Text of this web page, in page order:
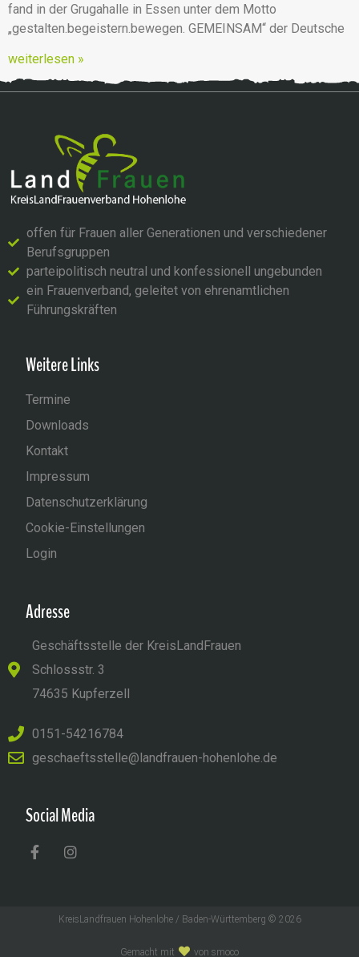
fand in der Grugahalle in Essen unter dem Motto
„gestalten.begeistern.bewegen. GEMEINSAM“ der Deutsche
weiterlesen »
offen für Frauen aller Generationen und verschiedener
Berufsgruppen
parteipolitisch neutral und konfessionell ungebunden
ein Frauenverband, geleitet von ehrenamtlichen
Führungskräften
Weitere Links
Termine
Downloads
Kontakt
Impressum
Datenschutzerklärung
Cookie-Einstellungen
Login
Adresse
Geschäftsstelle der KreisLandFrauen
Schlossstr. 3
74635 Kupferzell
0151-54216784
geschaeftsstelle@landfrauen-hohenlohe.de
Social Media
KreisLandfrauen Hohenlohe / Baden-Württemberg © 2026
Gemacht mit von smoco